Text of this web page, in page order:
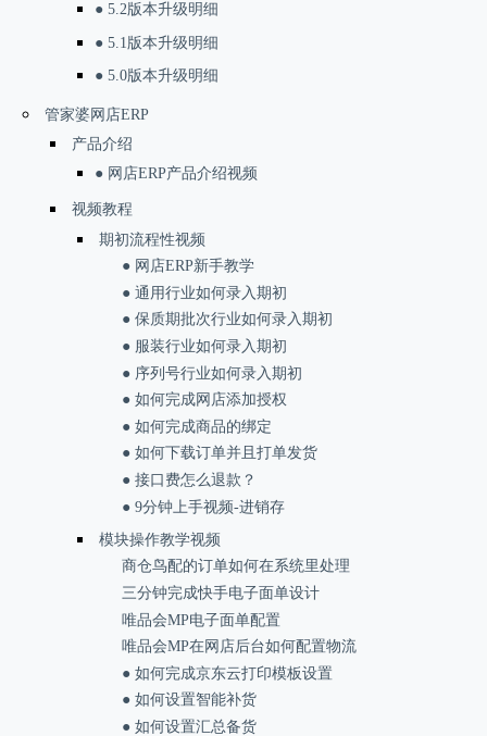
● 5.2版本升级明细
● 5.1版本升级明细
● 5.0版本升级明细
管家婆网店ERP
产品介绍
● 网店ERP产品介绍视频
视频教程
期初流程性视频
● 网店ERP新手教学
● 通用行业如何录入期初
● 保质期批次行业如何录入期初
● 服装行业如何录入期初
● 序列号行业如何录入期初
● 如何完成网店添加授权
● 如何完成商品的绑定
● 如何下载订单并且打单发货
● 接口费怎么退款？
● 9分钟上手视频-进销存
模块操作教学视频
商仓鸟配的订单如何在系统里处理
三分钟完成快手电子面单设计
唯品会MP电子面单配置
唯品会MP在网店后台如何配置物流
● 如何完成京东云打印模板设置
● 如何设置智能补货
● 如何设置汇总备货